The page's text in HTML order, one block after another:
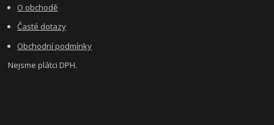
O obchodě
Časté dotazy
Obchodní podmínky
Nejsme plátci DPH.